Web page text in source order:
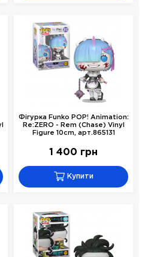
Фігурка Funko POP! Animation:
Re:ZERO - Rem (Chase) Vinyl
Figure 10cm, арт.865131
1 400 грн
Купити